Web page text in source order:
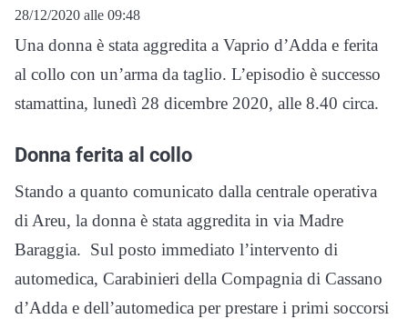
28/12/2020 alle 09:48
Una donna è stata aggredita a Vaprio d’Adda e ferita
al collo con un’arma da taglio. L’episodio è successo
stamattina, lunedì 28 dicembre 2020, alle 8.40 circa.
Donna ferita al collo
Stando a quanto comunicato dalla centrale operativa
di Areu, la donna è stata aggredita in via Madre
Baraggia. Sul posto immediato l’intervento di
automedica, Carabinieri della Compagnia di Cassano
d’Adda e dell’automedica per prestare i primi soccorsi